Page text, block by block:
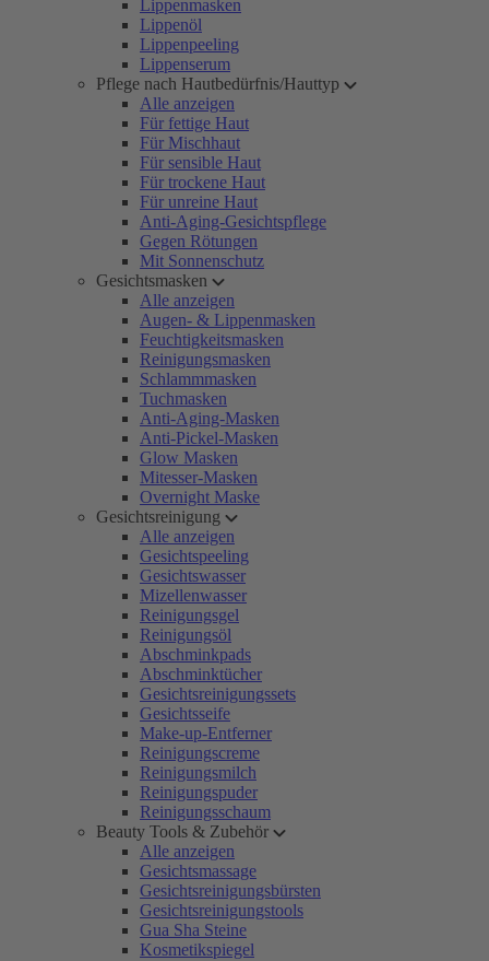
Lippenmasken
Lippenöl
Lippenpeeling
Lippenserum
Pflege nach Hautbedürfnis/Hauttyp
Alle anzeigen
Für fettige Haut
Für Mischhaut
Für sensible Haut
Für trockene Haut
Für unreine Haut
Anti-Aging-Gesichtspflege
Gegen Rötungen
Mit Sonnenschutz
Gesichtsmasken
Alle anzeigen
Augen- & Lippenmasken
Feuchtigkeitsmasken
Reinigungsmasken
Schlammmasken
Tuchmasken
Anti-Aging-Masken
Anti-Pickel-Masken
Glow Masken
Mitesser-Masken
Overnight Maske
Gesichtsreinigung
Alle anzeigen
Gesichtspeeling
Gesichtswasser
Mizellenwasser
Reinigungsgel
Reinigungsöl
Abschminkpads
Abschminktücher
Gesichtsreinigungssets
Gesichtsseife
Make-up-Entferner
Reinigungscreme
Reinigungsmilch
Reinigungspuder
Reinigungsschaum
Beauty Tools & Zubehör
Alle anzeigen
Gesichtsmassage
Gesichtsreinigungsbürsten
Gesichtsreinigungstools
Gua Sha Steine
Kosmetikspiegel